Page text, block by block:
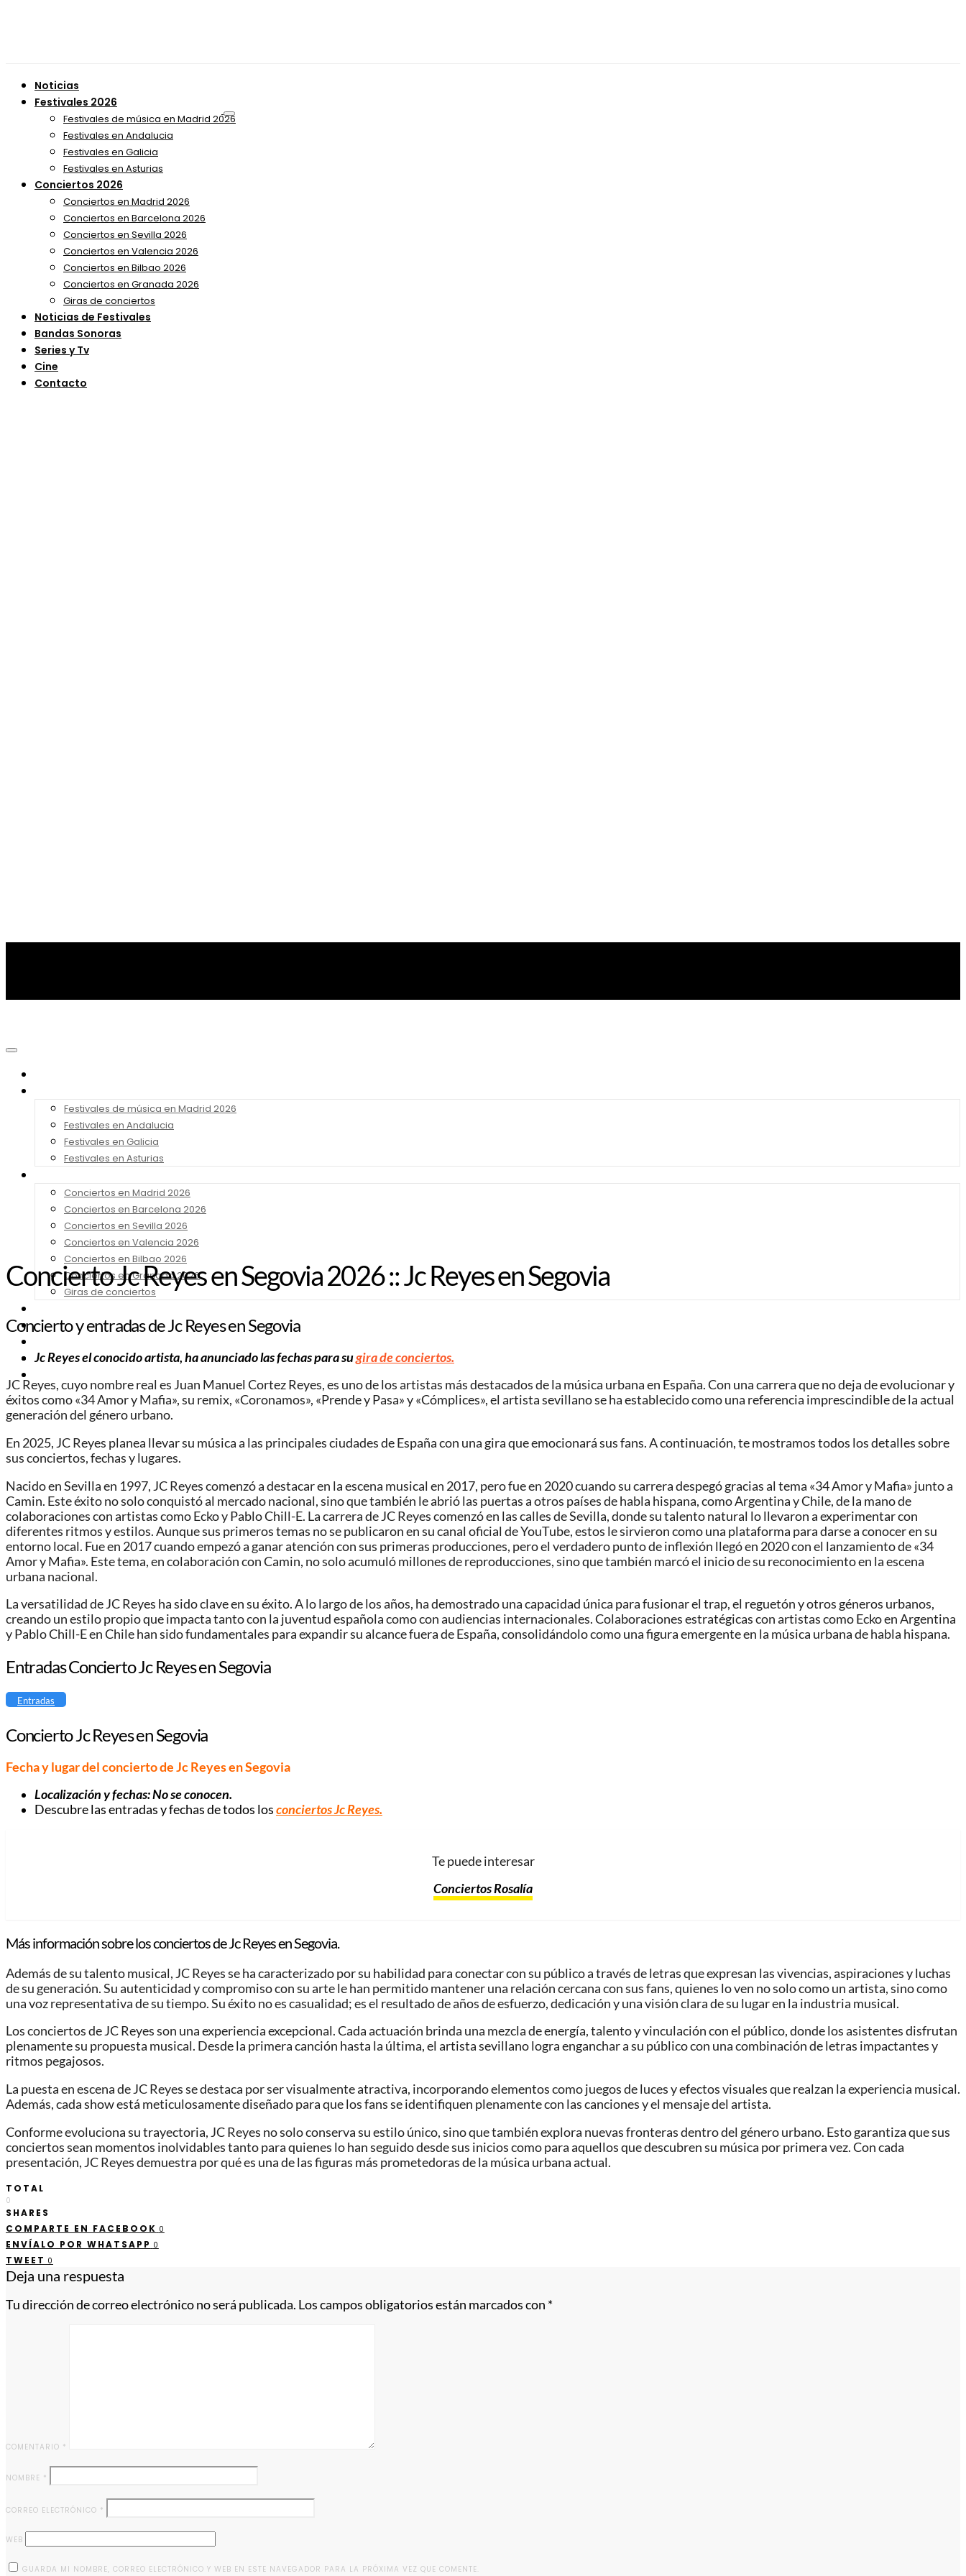
Noticias
Festivales 2026
Festivales de música en Madrid 2026
Festivales en Andalucia
Festivales en Galicia
Festivales en Asturias
Conciertos 2026
Conciertos en Madrid 2026
Conciertos en Barcelona 2026
Conciertos en Sevilla 2026
Conciertos en Valencia 2026
Conciertos en Bilbao 2026
Conciertos en Granada 2026
Giras de conciertos
Noticias de Festivales
Bandas Sonoras
Series y Tv
Cine
Contacto
Festivales de música en Madrid 2026
Festivales en Andalucia
Festivales en Galicia
Festivales en Asturias
Conciertos en Madrid 2026
Conciertos en Barcelona 2026
Conciertos en Sevilla 2026
Conciertos en Valencia 2026
Conciertos en Bilbao 2026
Conciertos en Granada 2026
Giras de conciertos
Bandas Sonoras
Cine
Concierto Jc Reyes en Segovia 2026 :: Jc Reyes en Segovia
Concierto y entradas de Jc Reyes en Segovia
Jc Reyes el conocido artista, ha anunciado las fechas para sugira de conciertos.
JC Reyes, cuyo nombre real es Juan Manuel Cortez Reyes, es uno de los artistas más destacados de la música urbana en España. Con una carrera que no deja de evolucionar y
éxitos como «34 Amor y Mafia», su remix, «Coronamos», «Prende y Pasa» y «Cómplices», el artista sevillano se ha establecido como una referencia imprescindible de la actual
generación del género urbano.
En 2025, JC Reyes planea llevar su música a las principales ciudades de España con una gira que emocionará sus fans. A continuación, te mostramos todos los detalles sobre
sus conciertos, fechas y lugares.
Nacido en Sevilla en 1997, JC Reyes comenzó a destacar en la escena musical en 2017, pero fue en 2020 cuando su carrera despegó gracias al tema «34 Amor y Mafia» junto a
Camin. Este éxito no solo conquistó al mercado nacional, sino que también le abrió las puertas a otros países de habla hispana, como Argentina y Chile, de la mano de
colaboraciones con artistas como Ecko y Pablo Chill-E. La carrera de JC Reyes comenzó en las calles de Sevilla, donde su talento natural lo llevaron a experimentar con
diferentes ritmos y estilos. Aunque sus primeros temas no se publicaron en su canal oficial de YouTube, estos le sirvieron como una plataforma para darse a conocer en su
entorno local. Fue en 2017 cuando empezó a ganar atención con sus primeras producciones, pero el verdadero punto de inflexión llegó en 2020 con el lanzamiento de «34
Amor y Mafia». Este tema, en colaboración con Camin, no solo acumuló millones de reproducciones, sino que también marcó el inicio de su reconocimiento en la escena
urbana nacional.
La versatilidad de JC Reyes ha sido clave en su éxito. A lo largo de los años, ha demostrado una capacidad única para fusionar el trap, el reguetón y otros géneros urbanos,
creando un estilo propio que impacta tanto con la juventud española como con audiencias internacionales. Colaboraciones estratégicas con artistas como Ecko en Argentina
y Pablo Chill-E en Chile han sido fundamentales para expandir su alcance fuera de España, consolidándolo como una figura emergente en la música urbana de habla hispana.
Entradas Concierto Jc Reyes en Segovia
Entradas
Concierto Jc Reyes en Segovia
Fecha y lugar del concierto de Jc Reyes en Segovia
Localización y fechas: No se conocen.
Descubre las entradas y fechas de todos losconciertos Jc Reyes.
Te puede interesar
Conciertos Rosalía
Más información sobre los conciertos de Jc Reyes en Segovia.
Además de su talento musical, JC Reyes se ha caracterizado por su habilidad para conectar con su público a través de letras que expresan las vivencias, aspiraciones y luchas
de su generación. Su autenticidad y compromiso con su arte le han permitido mantener una relación cercana con sus fans, quienes lo ven no solo como un artista, sino como
una voz representativa de su tiempo. Su éxito no es casualidad; es el resultado de años de esfuerzo, dedicación y una visión clara de su lugar en la industria musical.
Los conciertos de JC Reyes son una experiencia excepcional. Cada actuación brinda una mezcla de energía, talento y vinculación con el público, donde los asistentes disfrutan
plenamente su propuesta musical. Desde la primera canción hasta la última, el artista sevillano logra enganchar a su público con una combinación de letras impactantes y
ritmos pegajosos.
La puesta en escena de JC Reyes se destaca por ser visualmente atractiva, incorporando elementos como juegos de luces y efectos visuales que realzan la experiencia musical.
Además, cada show está meticulosamente diseñado para que los fans se identifiquen plenamente con las canciones y el mensaje del artista.
Conforme evoluciona su trayectoria, JC Reyes no solo conserva su estilo único, sino que también explora nuevas fronteras dentro del género urbano. Esto garantiza que sus
conciertos sean momentos inolvidables tanto para quienes lo han seguido desde sus inicios como para aquellos que descubren su música por primera vez. Con cada
presentación, JC Reyes demuestra por qué es una de las figuras más prometedoras de la música urbana actual.
TOTAL
0
SHARES
COMPARTE EN FACEBOOK 0
ENVÍALO POR WHATSAPP 0
TWEET 0
Deja una respuesta
Tu dirección de correo electrónico no será publicada. Los campos obligatorios están marcados con *
COMENTARIO *
NOMBRE *
CORREO ELECTRÓNICO *
WEB
GUARDA MI NOMBRE, CORREO ELECTRÓNICO Y WEB EN ESTE NAVEGADOR PARA LA PRÓXIMA VEZ QUE COMENTE.